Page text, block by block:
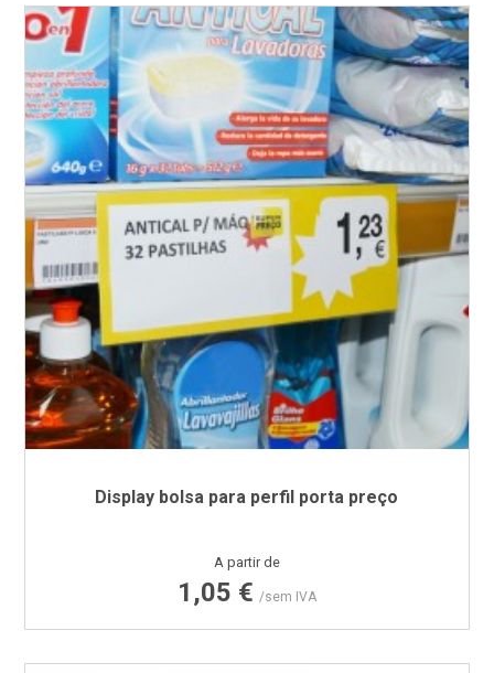
Display bolsa para perfil porta preço
Preço
A partir de
1,05 € /sem IVA